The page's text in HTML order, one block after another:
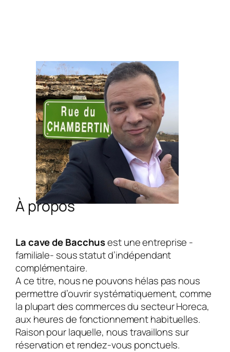
À propos
La cave de Bacchusest une entreprise -
familiale- sous statut d’indépendant
complémentaire.
A ce titre, nous ne pouvons hélas pas nous
permettre d’ouvrir systématiquement, comme
la plupart des commerces du secteur Horeca,
aux heures de fonctionnement habituelles.
Raison pour laquelle, nous travaillons sur
réservation et rendez-vous ponctuels.